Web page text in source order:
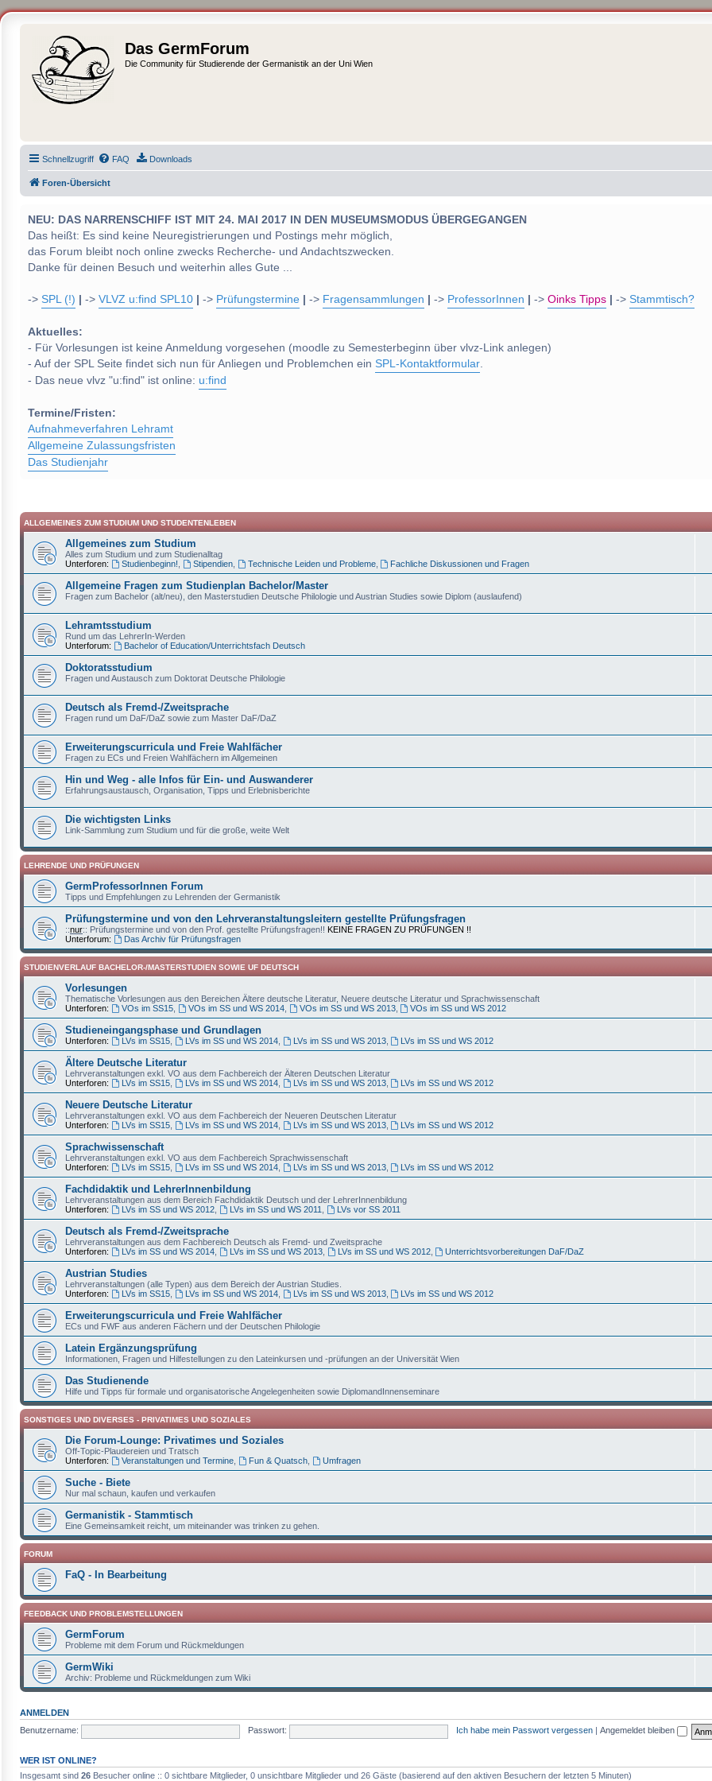
Das GermForum
Die Community für Studierende der Germanistik an der Uni Wien
Schnellzugriff FAQ Downloads
Foren-Übersicht
NEU: DAS NARRENSCHIFF IST MIT 24. MAI 2017 IN DEN MUSEUMSMODUS ÜBERGEGANGEN
Das heißt: Es sind keine Neuregistrierungen und Postings mehr möglich,
das Forum bleibt noch online zwecks Recherche- und Andachtszwecken.
Danke für deinen Besuch und weiterhin alles Gute ...
-> SPL (!) -> VLVZ u:find SPL10 -> Prüfungstermine -> Fragensammlungen -> ProfessorInnen -> Oinks Tipps -> Stammtisch?
Aktuelles:
- Für Vorlesungen ist keine Anmeldung vorgesehen (moodle zu Semesterbeginn über vlvz-Link anlegen)
- Auf der SPL Seite findet sich nun für Anliegen und Problemchen ein SPL-Kontaktformular.
- Das neue vlvz "u:find" ist online: u:find
Termine/Fristen:
Aufnahmeverfahren Lehramt
Allgemeine Zulassungsfristen
Das Studienjahr
ALLGEMEINES ZUM STUDIUM UND STUDENTENLEBEN
Allgemeines zum Studium
Alles zum Studium und zum Studienalltag
Unterforen:
Studienbeginn! Stipendien, Technische Leiden und Probleme, Fachliche Diskussionen und Fragen
Allgemeine Fragen zum Studienplan Bachelor/Master
Fragen zum Bachelor (alt/neu), den Masterstudien Deutsche Philologie und Austrian Studies sowie Diplom (auslaufend)
Lehramtsstudium
Rund um das LehrerIn-Werden
Unterforum:
Bachelor of Education/Unterrichtsfach Deutsch
Doktoratsstudium
Fragen und Austausch zum Doktorat Deutsche Philologie
Deutsch als Fremd-/Zweitsprache
Fragen rund um DaF/DaZ sowie zum Master DaF/DaZ
Erweiterungscurricula und Freie Wahlfächer
Fragen zu ECs und Freien Wahlfächern im Allgemeinen
Hin und Weg - alle Infos für Ein- und Auswanderer
Erfahrungsaustausch, Organisation, Tipps und Erlebnisberichte
Die wichtigsten Links
Link-Sammlung zum Studium und für die große, weite Welt
LEHRENDE UND PRÜFUNGEN
GermProfessorInnen Forum
Tipps und Empfehlungen zu Lehrenden der Germanistik
Prüfungstermine und von den Lehrveranstaltungsleitern gestellte Prüfungsfragen
::nur:: Prüfungstermine und von den Prof. gestellte Prüfungsfragen!! KEINE FRAGEN ZU PRÜFUNGEN !!
Unterforum:
Das Archiv für Prüfungsfragen
STUDIENVERLAUF BACHELOR-/MASTERSTUDIEN SOWIE UF DEUTSCH
Vorlesungen
Thematische Vorlesungen aus den Bereichen Ältere deutsche Literatur, Neuere deutsche Literatur und Sprachwissenschaft
Unterforen:
VOs im SS15, VOs im SS und WS 2014, VOs im SS und WS 2013, VOs im SS und WS 2012
Studieneingangsphase und Grundlagen
Unterforen: LVs im SS15, LVs im SS und WS 2014, LVs im SS und WS 2013, LVs im SS und WS 2012
Ältere Deutsche Literatur
Lehrveranstaltungen exkl. VO aus dem Fachbereich der Älteren Deutschen Literatur
Unterforen:
LVs im SS15, LVs im SS und WS 2014, LVs im SS und WS 2013, LVs im SS und WS 2012
Neuere Deutsche Literatur
Lehrveranstaltungen exkl. VO aus dem Fachbereich der Neueren Deutschen Literatur
Unterforen:
LVs im SS15, LVs im SS und WS 2014, LVs im SS und WS 2013, LVs im SS und WS 2012
Sprachwissenschaft
Lehrveranstaltungen exkl. VO aus dem Fachbereich Sprachwissenschaft
Unterforen:
LVs im SS15, LVs im SS und WS 2014, LVs im SS und WS 2013, LVs im SS und WS 2012
Fachdidaktik und LehrerInnenbildung
Lehrveranstaltungen aus dem Bereich Fachdidaktik Deutsch und der LehrerInnenbildung
Unterforen:
LVs im SS und WS 2012, LVs im SS und WS 2011 LVs vor SS 2011
Deutsch als Fremd-/Zweitsprache
Lehrveranstaltungen aus dem Fachbereich Deutsch als Fremd- und Zweitsprache
Unterforen:
LVs im SS und WS 2014, LVs im SS und WS 2013, LVs im SS und WS 2012, Unterrichtsvorbereitungen DaF/DaZ
Austrian Studies
Lehrveranstaltungen (alle Typen) aus dem Bereich der Austrian Studies.
Unterforen:
LVs im SS15, LVs im SS und WS 2014, LVs im SS und WS 2013, LVs im SS und WS 2012
Erweiterungscurricula und Freie Wahlfächer
ECs und FWF aus anderen Fächern und der Deutschen Philologie
Latein Ergänzungsprüfung
Informationen, Fragen und Hilfestellungen zu den Lateinkursen und -prüfungen an der Universität Wien
Das Studienende
Hilfe und Tipps für formale und organisatorische Angelegenheiten sowie DiplomandInnenseminare
SONSTIGES UND DIVERSES - PRIVATIMES UND SOZIALES
Die Forum-Lounge: Privatimes und Soziales
Off-Topic-Plaudereien und Tratsch
Unterforen:
Veranstaltungen und Termine, Fun & Quatsch, Umfragen
Suche - Biete
Nur mal schaun, kaufen und verkaufen
Germanistik - Stammtisch
Eine Gemeinsamkeit reicht, um miteinander was trinken zu gehen.
FORUM
FaQ - In Bearbeitung
FEEDBACK UND PROBLEMSTELLUNGEN
GermForum
Probleme mit dem Forum und Rückmeldungen
GermWiki
Archiv: Probleme und Rückmeldungen zum Wiki
ANMELDEN
Benutzername:
Passwort: Ich habe mein Passwort vergessen Angemeldet bleiben
WER IST ONLINE?
Insgesamt sind 26 Besucher online :: 0 sichtbare Mitglieder, 0 unsichtbare Mitglieder und 26 Gäste (basierend auf den aktiven Besuchern der letzten 5 Minuten)